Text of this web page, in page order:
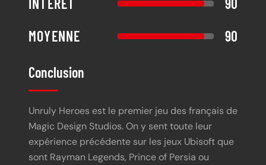
90
MOYENNE
90
Conclusion
Unruly Heroes est le premier jeu des français de
Magic Design Studios. On y sent toute leur
expérience précédente sur les jeux Ubisoft que
sont Rayman Legends, Prince of Persia ou